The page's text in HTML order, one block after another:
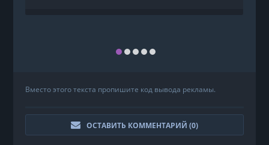
Вместо этого текста пропишите код вывода рекламы.
ОСТАВИТЬ КОММЕНТАРИЙ (0)